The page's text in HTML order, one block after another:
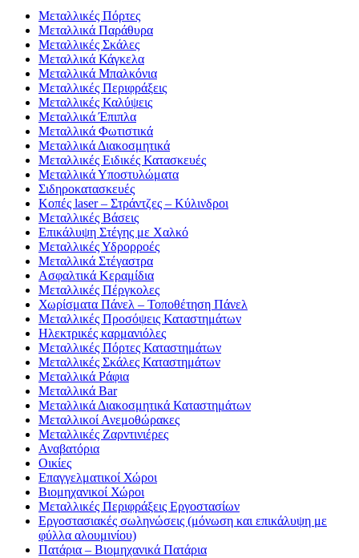
Μεταλλικές Πόρτες
Μεταλλικά Παράθυρα
Μεταλλικές Σκάλες
Μεταλλικά Κάγκελα
Μεταλλικά Μπαλκόνια
Μεταλλικές Περιφράξεις
Μεταλλικές Καλύψεις
Μεταλλικά Έπιπλα
Μεταλλικά Φωτιστικά
Μεταλλικά Διακοσμητικά
Μεταλλικές Ειδικές Κατασκευές
Μεταλλικά Υποστυλώματα
Σιδηροκατασκευές
Κοπές laser – Στράντζες – Κύλινδροι
Μεταλλικές Βάσεις
Επικάλυψη Στέγης με Χαλκό
Μεταλλικές Υδρορροές
Μεταλλικά Στέγαστρα
Ασφαλτικά Κεραμίδια
Μεταλλικές Πέργκολες
Χωρίσματα Πάνελ – Τοποθέτηση Πάνελ
Μεταλλικές Προσόψεις Καταστημάτων
Ηλεκτρικές καρμανιόλες
Μεταλλικές Πόρτες Καταστημάτων
Μεταλλικές Σκάλες Καταστημάτων
Μεταλλικά Ράφια
Μεταλλικά Bar
Μεταλλικά Διακοσμητικά Καταστημάτων
Μεταλλικοί Ανεμοθώρακες
Μεταλλικές Ζαρντινιέρες
Αναβατόρια
Οικίες
Επαγγελματικοί Χώροι
Βιομηχανικοί Χώροι
Μεταλλικές Περιφράξεις Εργοστασίων
Εργοστασιακές σωληνώσεις (μόνωση και επικάλυψη με
φύλλα αλουμινίου)
Πατάρια – Βιομηχανικά Πατάρια